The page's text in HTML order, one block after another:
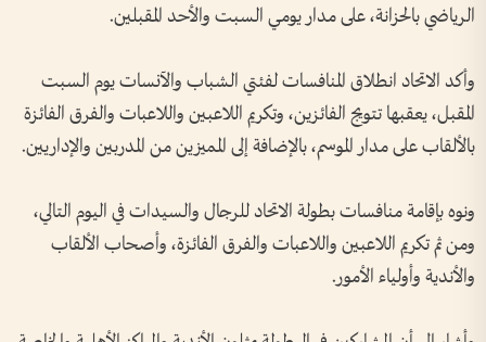
الرياضي بالحزانة، على مدار يومي السبت والأحد المقبلين.
وأكد الاتحاد انطلاق المنافسات لفئتي الشباب والآنسات يوم السبت
المقبل، يعقبها تتويج الفائزين، وتكريم اللاعبين واللاعبات والفرق الفائزة
بالألقاب على مدار الموسم، بالإضافة إلى المميزين من المدربين والإداريين.
ونوه بإقامة منافسات بطولة الاتحاد للرجال والسيدات في اليوم التالي،
ومن ثم تكريم اللاعبين واللاعبات والفرق الفائزة، وأصحاب الألقاب
والأندية وأولياء الأمور.